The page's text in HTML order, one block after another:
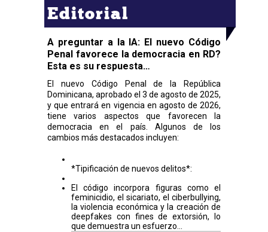
Editorial
A preguntar a la IA: El nuevo Código
Penal favorece la democracia en RD?
Esta es su respuesta…
El nuevo Código Penal de la República
Dominicana, aprobado el 3 de agosto de 2025,
y que entrará en vigencia en agosto de 2026,
tiene varios aspectos que favorecen la
democracia en el país. Algunos de los
cambios más destacados incluyen:
*Tipificación de nuevos delitos*:
El código incorpora figuras como el
feminicidio, el sicariato, el ciberbullying,
la violencia económica y la creación de
deepfakes con fines de extorsión, lo
que demuestra un esfuerzo...